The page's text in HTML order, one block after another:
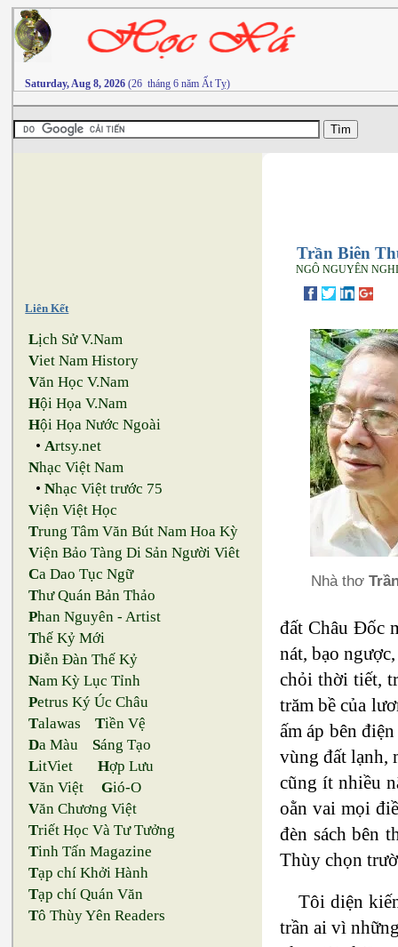
Saturday, Aug 8, 2026 (26 tháng 6 năm Ất Tỵ)
Liên Kết
Lịch Sử V.Nam
Viet Nam History
Văn Học V.Nam
Hội Họa V.Nam
Hội Họa Nước Ngoài
•Artsy.net
Nhạc Việt Nam
•Nhạc Việt trước 75
Viện Việt Học
Trung Tâm Văn Bút Nam Hoa Kỳ
Viện Bảo Tàng Di Sản Người Viêt
Ca Dao Tục Ngữ
Thư Quán Bản Thảo
Phan Nguyên - Artist
Thế Kỷ Mới
Diễn Đàn Thế Kỷ
Nam Kỳ Lục Tỉnh
Petrus Ký Úc Châu
Talawas Tiền Vệ
Da Màu Sáng Tạo
LitViet Hợp Lưu
Văn Việt Gió-O
Văn Chương Việt
Triết Học Và Tư Tưởng
Tinh Tấn Magazine
Tạp chí Khởi Hành
Tạp chí Quán Văn
Tô Thùy Yên Readers
Trần Biên
NGÔ NGUYÊN
Nhà thơ
đất Châu Đốc
nát, bạo
chỏi thời tiết,
trăm bề của
ấm áp bên
vùng đất lạnh,
cũng ít nhiều
oằn vai mọi
đèn sách bên
Thùy chọn
Tôi diện
trần ai vì